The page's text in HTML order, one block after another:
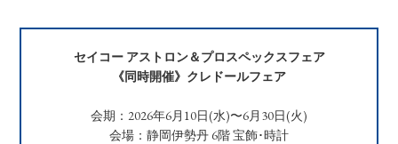
セイコー アストロン＆プロスペックスフェア
《同時開催》クレドールフェア
会期：2026年6月10日(水)〜6月30日(火)
会場：静岡伊勢丹 6階 宝飾･時計